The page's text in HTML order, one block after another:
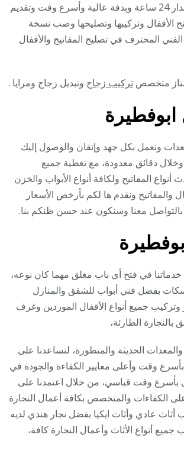
نقدم خدماتنا على مدار 24 ساعة وبدقة عالية وأسرع وقت وتقديم
وتركيبها وتصليحها وصب نسخة
المحترف في تصليح المفاتيح والأقفال
متخصصتركيب زجاج وتبديل زجاج ومرايا .
ابوفطيرة
ونعمل بكل جهد وإتقان والوصول إليك
دقائق معدودة، مع تغطية جميع
أنواع المفاتيح ولكافة أنواع الأبواب والخزن
والمفاتيح ونقدم ها لكم بأرخص الأسعار
بالتواصل معنا وسنكون عند حسن ظنكم بنا.
خدماتنا في فتح أي باب مغلق مهما كان نوعه،
بفضل فني أبواب للشقق والمنازل
وتركيب جميع أنواع الأقفال الموردين وغرف
بالنجارة الطارئة،
الحديثة والمتطورة، لتساعدنا على
بأسرع وقت وأعلى معايير الكفاءة والجودة في
بأسرع وقت قياسي، من خلال اعتمدنا على
الكفاءات والمتخصص بكافة أعمال النجارة
أثاث عادي وأثاث ايكيا بفضل نجار هندي لديه
أنواع الأثاث وأعمال النجارة كافة،